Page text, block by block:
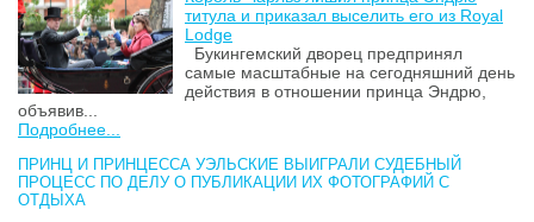
титула и приказал выселить его из Royal
Lodge
Букингемский дворец предпринял
самые масштабные на сегодняшний день
действия в отношении принца Эндрю,
объявив...
Подробнее...
ПРИНЦ И ПРИНЦЕССА УЭЛЬСКИЕ ВЫИГРАЛИ СУДЕБНЫЙ
ПРОЦЕСС ПО ДЕЛУ О ПУБЛИКАЦИИ ИХ ФОТОГРАФИЙ С
ОТДЫХА